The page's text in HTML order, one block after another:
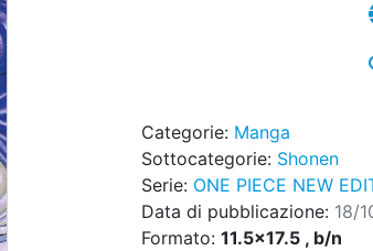
Categorie: Manga
Sottocategorie: Shonen
Serie: ONE PIECE NEW
Data di pubblicazione: 18/
Formato: 11.5x17.5 , b/n